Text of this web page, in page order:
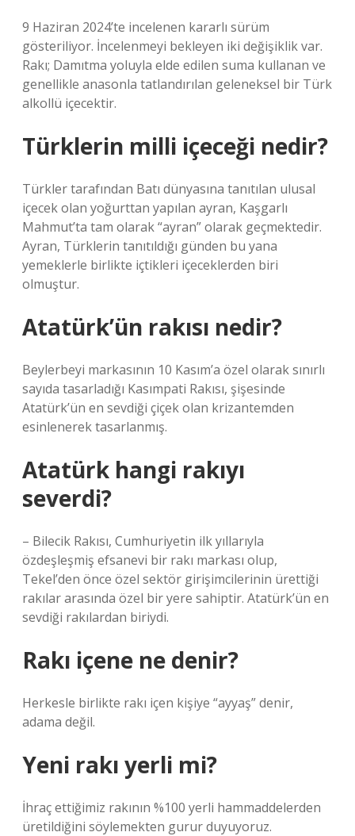
9 Haziran 2024’te incelenen kararlı sürüm
gösteriliyor. İncelenmeyi bekleyen iki değişiklik var.
Rakı; Damıtma yoluyla elde edilen suma kullanan ve
genellikle anasonla tatlandırılan geleneksel bir Türk
alkollü içecektir.
Türklerin milli içeceği nedir?
Türkler tarafından Batı dünyasına tanıtılan ulusal
içecek olan yoğurttan yapılan ayran, Kaşgarlı
Mahmut’ta tam olarak “ayran” olarak geçmektedir.
Ayran, Türklerin tanıtıldığı günden bu yana
yemeklerle birlikte içtikleri içeceklerden biri
olmuştur.
Atatürk’ün rakısı nedir?
Beylerbeyi markasının 10 Kasım’a özel olarak sınırlı
sayıda tasarladığı Kasımpati Rakısı, şişesinde
Atatürk’ün en sevdiği çiçek olan krizantemden
esinlenerek tasarlanmış.
Atatürk hangi rakıyı
severdi?
– Bilecik Rakısı, Cumhuriyetin ilk yıllarıyla
özdeşleşmiş efsanevi bir rakı markası olup,
Tekel’den önce özel sektör girişimcilerinin ürettiği
rakılar arasında özel bir yere sahiptir. Atatürk’ün en
sevdiği rakılardan biriydi.
Rakı içene ne denir?
Herkesle birlikte rakı içen kişiye “ayyaş” denir,
adama değil.
Yeni rakı yerli mi?
İhraç ettiğimiz rakının %100 yerli hammaddelerden
üretildiğini söylemekten gurur duyuyoruz.